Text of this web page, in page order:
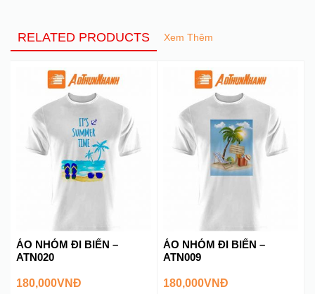
RELATED PRODUCTS Xem Thêm
ÁO NHÓM ĐI BIỂN –
ATN020
180,000VNĐ
ÁO NHÓM ĐI BIỂN –
ATN009
180,000VNĐ